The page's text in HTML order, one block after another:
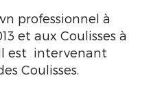
professionnel à
et aux Coulisses à
Il est intervenant
Coulisses.